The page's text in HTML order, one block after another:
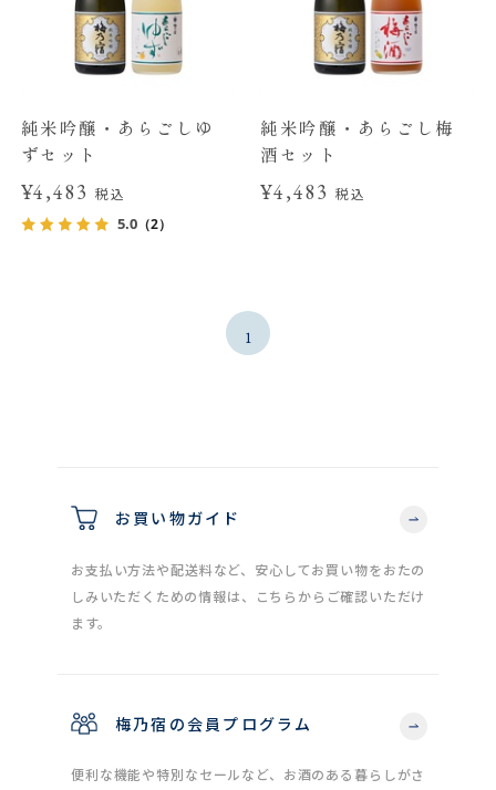
純米吟醸・あらごしゆ
ずセット
¥4,483税込
5.0（2）
純米吟醸・あらごし梅
酒セット
¥4,483 税込
1
お買い物ガイド
お支払い方法や配送料など、安心してお買い物をおたの
しみいただくための情報は、こちらからご確認いただけ
ます。
梅乃宿の会員プログラム
便利な機能や特別なセールなど、お酒のある暮らしがさ